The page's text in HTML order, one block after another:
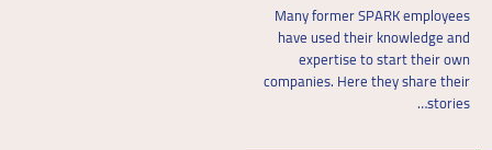
Many former SPARK employees
have used their knowledge and
expertise to start their own
companies. Here they share their
stories…